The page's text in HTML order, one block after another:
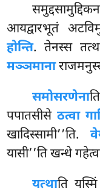
आयद्वारभूतं
होन्ति. तेनस्स तत्थ
मञ्ञमाना
समोसरणेना
पपातसीसे ठत्वा
खादिस्सामी’’ति.
यासी’’ति खन्धे
यत्थाति